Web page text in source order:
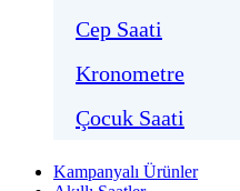
Cep Saati
Kronometre
Çocuk Saati
Kampanyalı Ürünler